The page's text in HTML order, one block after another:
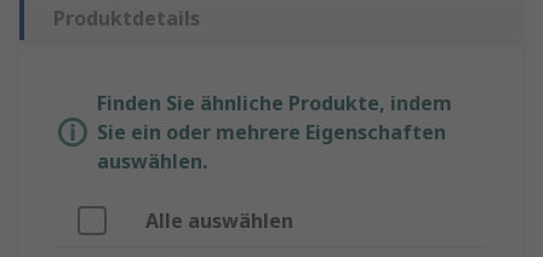
Produktdetails
Finden Sie ähnliche Produkte, indem
Sie ein oder mehrere Eigenschaften
auswählen.
Alle auswählen